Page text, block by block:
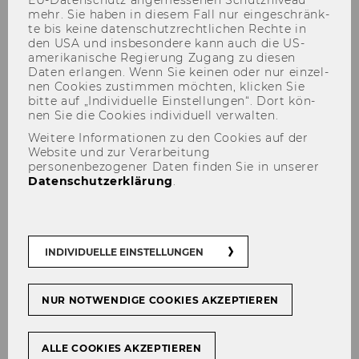
TRID
Zur Da­ten­bank
Diese bi­blio­gra­phi­sche Da­ten­bank be­inhal­tet
ver­kehrs­wis­sen­schaft­li­che
und
net For­schungs­be­rich­te, Bü­cher, Zeit­schrif­ten­
ar­ti­kel, Dis­ser­ta­tio­nen, Nor­men, Ta­gungs­be­
rich­te sowie Zwi­schen­er­geb­nis­se lau­fen­der
For­schung. Fol­gen­de Teil­da­ten­ban­ken sind
mehr. Sie haben in die­sem Fall nur ein­ge­schränk­
te bis keine da­ten­schutz­recht­li­chen Rech­te in
den USA und ins­be­son­de­re kann auch die US-​
amerikanische Re­gie­rung Zu­gang zu die­sen
Daten er­lan­gen. Wenn Sie kei­nen oder nur ein­zel­
nen Coo­kies zu­stim­men möch­ten, kli­cken Sie
bitte auf „In­di­vi­du­el­le Ein­stel­lun­gen“. Dort kön­
nen Sie die Coo­kies in­di­vi­du­ell ver­wal­ten.
Weitere Informationen zu den Cookies auf der
Website und zur Verarbeitung
personenbezogener Daten finden Sie in unserer
Datenschutzerklärung.
INDIVIDUELLE EINSTELLUNGEN
NUR NOTWENDIGE COOKIES AKZEPTIEREN
ALLE COOKIES AKZEPTIEREN